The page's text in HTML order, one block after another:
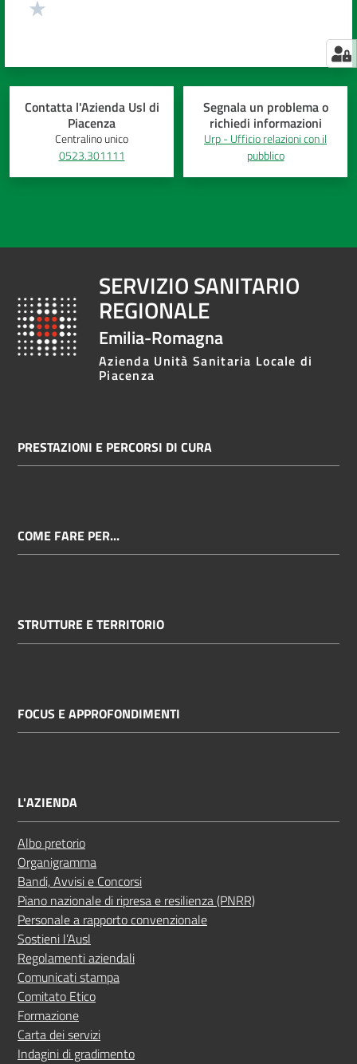
Contatta l'Azienda Usl di
Piacenza
Centralino unico
0523.301111
Segnala un problema o
richiedi informazioni
Urp - Ufficio relazioni con il
pubblico
SERVIZIO SANITARIO
REGIONALE
Emilia-Romagna
Azienda Unità Sanitaria Locale di
Piacenza
PRESTAZIONI E PERCORSI DI CURA
COME FARE PER...
STRUTTURE E TERRITORIO
FOCUS E APPROFONDIMENTI
L'AZIENDA
Albo pretorio
Organigramma
Bandi, Avvisi e Concorsi
Piano nazionale di ripresa e resilienza (PNRR)
Personale a rapporto convenzionale
Sostieni l’Ausl
Regolamenti aziendali
Comunicati stampa
Comitato Etico
Formazione
Carta dei servizi
Indagini di gradimento